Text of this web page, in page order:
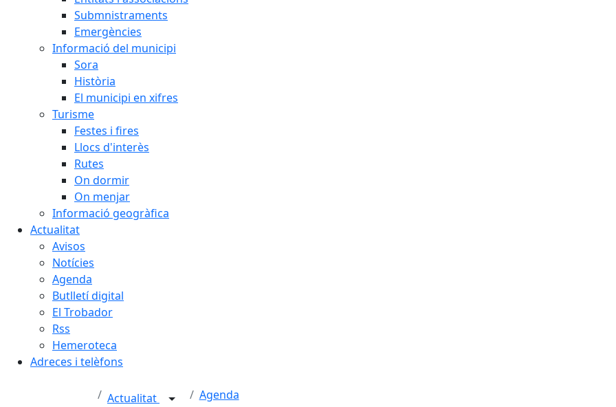
Submnistraments
Emergències
Informació del municipi
Sora
Història
El municipi en xifres
Turisme
Festes i fires
Llocs d'interès
Rutes
On dormir
On menjar
Informació geogràfica
Actualitat
Avisos
Notícies
Agenda
Butlletí digital
El Trobador
Rss
Hemeroteca
Adreces i telèfons
Actualitat Agenda